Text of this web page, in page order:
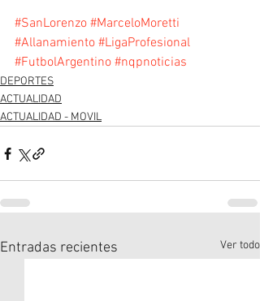
#SanLorenzo #MarceloMoretti
#Allanamiento #LigaProfesional
#FutbolArgentino #nqpnoticias
DEPORTES
ACTUALIDAD
ACTUALIDAD - MOVIL
Entradas recientes Ver todo